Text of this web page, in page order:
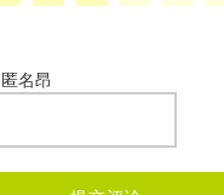
名昂